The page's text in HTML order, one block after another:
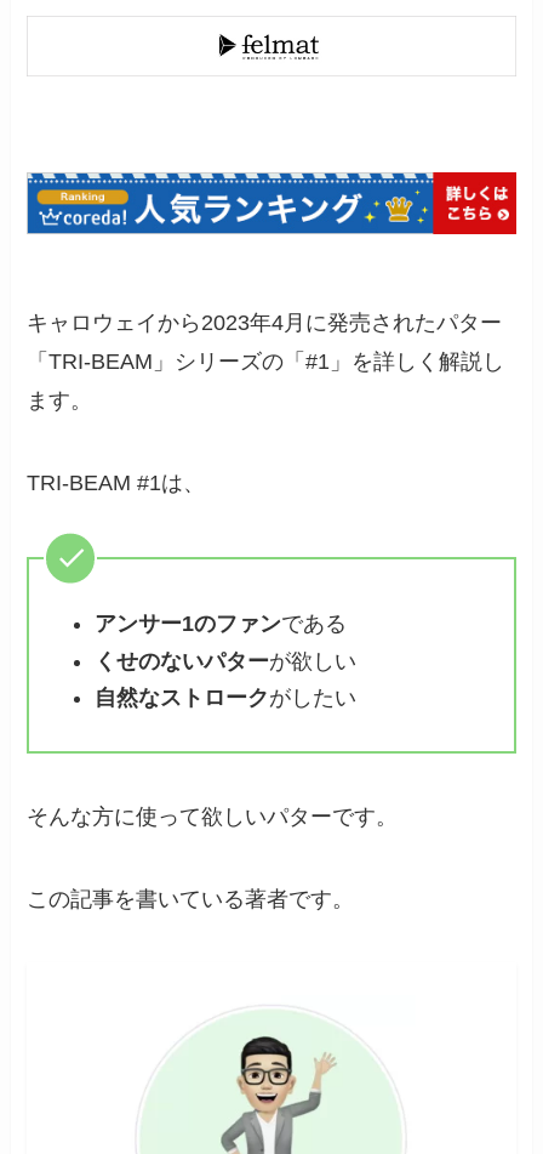
キャロウェイから2023年4月に発売されたパター
「TRI-BEAM」シリーズの「#1」を詳しく解説し
ます。
TRI-BEAM #1は、
アンサー1のファンである
くせのないパターが欲しい
自然なストロークがしたい
そんな方に使って欲しいパターです。
この記事を書いている著者です。